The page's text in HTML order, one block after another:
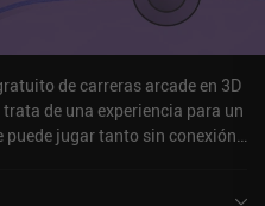
de carreras arcade en 3D
de una experiencia para un
jugar tanto sin conexión